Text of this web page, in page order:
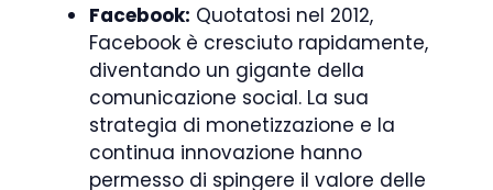
Facebook: Quotatosi nel 2012,
Facebook è cresciuto rapidamente,
diventando un gigante della
comunicazione social. La sua
strategia di monetizzazione e la
continua innovazione hanno
permesso di spingere il valore delle